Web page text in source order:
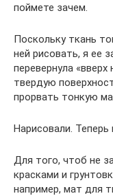
поймете зачем.
Поскольку ткань
ней рисовать, я ее
перевернула
твердую
прорвать тонкую
Нарисовали. Теперь
Для того, чтоб не
красками и
например, мат для